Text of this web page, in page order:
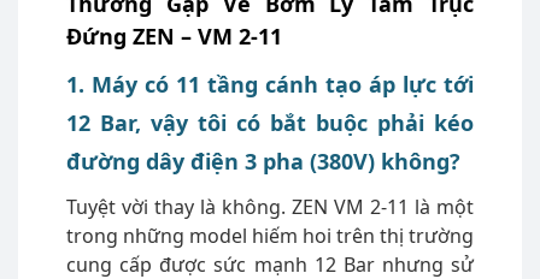
Đứng ZEN – VM 2-11
1. Máy có 11 tầng cánh tạo áp lực tới
12 Bar, vậy tôi có bắt buộc phải kéo
đường dây điện 3 pha (380V) không?
Tuyệt vời thay là không. ZEN VM 2-11 là một
trong những model hiếm hoi trên thị trường
cung cấp được sức mạnh 12 Bar nhưng sử